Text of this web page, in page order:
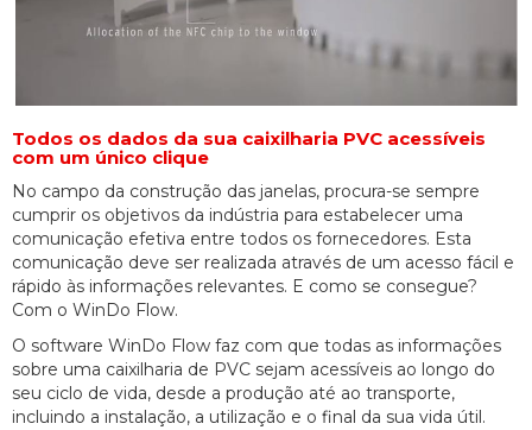
Todos os dados da sua caixilharia PVC acessíveis
com um único clique
No campo da construção das janelas, procura-se sempre
cumprir os objetivos da indústria para estabelecer uma
comunicação efetiva entre todos os fornecedores. Esta
comunicação deve ser realizada através de um acesso fácil e
rápido às informações relevantes. E como se consegue?
Com o WinDo Flow.
O software WinDo Flow faz com que todas as informações
sobre uma caixilharia de PVC sejam acessíveis ao longo do
seu ciclo de vida, desde a produção até ao transporte,
incluindo a instalação, a utilização e o final da sua vida útil.